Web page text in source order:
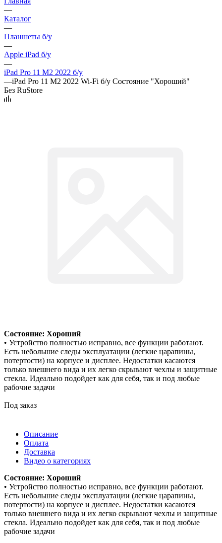
—
Каталог
—
Планшеты б/у
—
Apple iPad б/у
—
iPad Pro 11 M2 2022 б/у
—iPad Pro 11 M2 2022 Wi-Fi б/у Состояние "Хороший"
Без RuStore
Состояние: Хороший
• Устройство полностью исправно, все функции работают.
Есть небольшие следы эксплуатации (легкие царапины,
потертости) на корпусе и дисплее. Недостатки касаются
только внешнего вида и их легко скрывают чехлы и защитные
стекла. Идеально подойдет как для себя, так и под любые
рабочие задачи
Под заказ
Описание
Оплата
Доставка
Видео о категориях
Состояние: Хороший
• Устройство полностью исправно, все функции работают.
Есть небольшие следы эксплуатации (легкие царапины,
потертости) на корпусе и дисплее. Недостатки касаются
только внешнего вида и их легко скрывают чехлы и защитные
стекла. Идеально подойдет как для себя, так и под любые
рабочие задачи